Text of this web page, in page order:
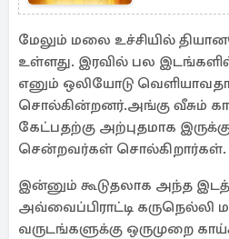
மேலும் மலை உச்சியில்
உள்ளது. இரவில் பல
எனும் ஒலியோடு
சொல்கின்றனர்.அங்கு வீசும்
கேட்பதற்கு அற்புதமாக
சென்றவர்கள் சொல்கிறார்கள்.
இன்னும் கூடுதலாக அந்த
அவ்வைப்பிராட்டி கருநெல்லி
வருடங்களுக்கு ஒருமுறை